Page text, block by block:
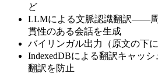
ど
LLMによる文脈認識翻訳——
貫性のある会話を生成
バイリンガル出力（原文の下に
IndexedDBによる翻訳キャッ
翻訳を防止